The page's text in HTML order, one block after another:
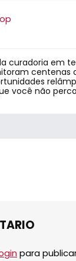
curadoria em
centenas
você não
para